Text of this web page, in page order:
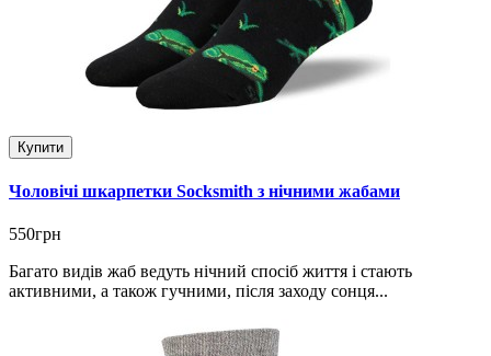
Купити
Чоловічі шкарпетки Socksmith з нічними жабами
550грн
Багато видів жаб ведуть нічний спосіб життя і стають
активними, а також гучними, після заходу сонця...